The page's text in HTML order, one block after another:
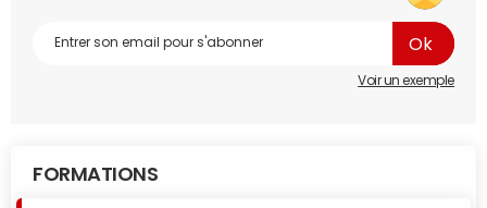
Voir un exemple
FORMATIONS